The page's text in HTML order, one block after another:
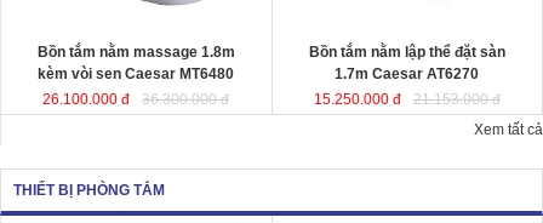
Bồn tắm nằm massage 1.8m
kèm vòi sen Caesar MT6480
26.100.000 đ
36.300.000 đ
Bồn tắm nằm lập thể đặt sàn
1.7m Caesar AT6270
15.250.000 đ
21.153.000 đ
Xem tất cả
THIẾT BỊ PHÒNG TẮM